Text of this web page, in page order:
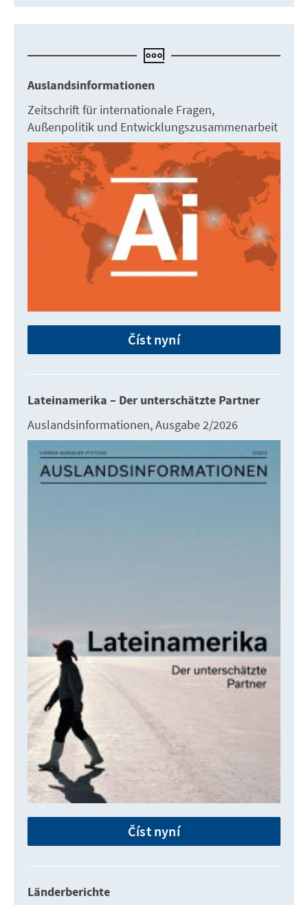
Auslandsinformationen
Zeitschrift für internationale Fragen,
Außenpolitik und Entwicklungszusammenarbeit
Číst nyní
Lateinamerika – Der unterschätzte Partner
Auslandsinformationen, Ausgabe 2/2026
Číst nyní
Länderberichte